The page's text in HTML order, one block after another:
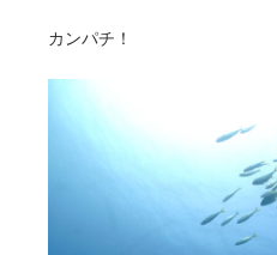
カンパチ！